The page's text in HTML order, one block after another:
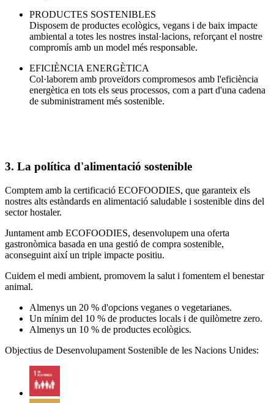
PRODUCTES SOSTENIBLES
Disposem de productes ecològics, vegans i de baix impacte
ambiental a totes les nostres instal·lacions, reforçant el nostre
compromís amb un model més responsable.
EFICIÈNCIA ENERGÈTICA
Col·laborem amb proveïdors compromesos amb l'eficiència
energètica en tots els seus processos, com a part d'una cadena
de subministrament més sostenible.
3. La política d'alimentació sostenible
Comptem amb la certificació ECOFOODIES, que garanteix els
nostres alts estàndards en alimentació saludable i sostenible dins del
sector hostaler.
Juntament amb ECOFOODIES, desenvolupem una oferta
gastronòmica basada en una gestió de compra sostenible,
aconseguint així un triple impacte positiu.
Cuidem el medi ambient, promovem la salut i fomentem el benestar
animal.
Almenys un 20 % d'opcions veganes o vegetarianes.
Un mínim del 10 % de productes locals i de quilòmetre zero.
Almenys un 10 % de productes ecològics.
Objectius de Desenvolupament Sostenible de les Nacions Unides: